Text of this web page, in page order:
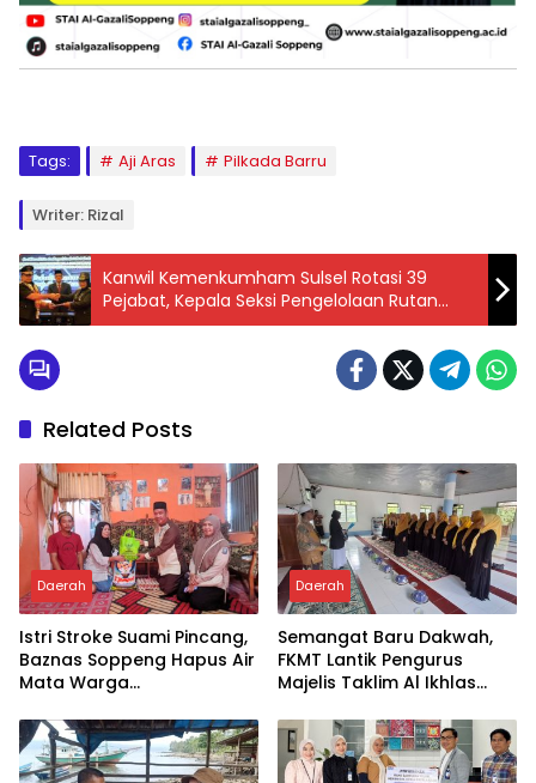
Tags: Aji Aras Pilkada Barru
Writer: Rizal
Kanwil Kemenkumham Sulsel Rotasi 39
Pejabat, Kepala Seksi Pengelolaan Rutan
Soppeng Pindah Tugas
Related Posts
Daerah
Istri Stroke Suami Pincang,
Baznas Soppeng Hapus Air
Mata Warga
Daerah
Semangat Baru Dakwah,
FKMT Lantik Pengurus
Majelis Taklim Al Ikhlas